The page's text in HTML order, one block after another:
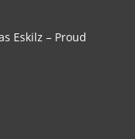
Eskilz – Proud